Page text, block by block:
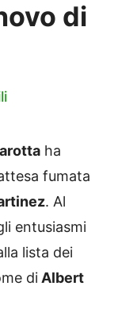
di
ha
fumata
. Al
entusiasmi
lista dei
diAlbert